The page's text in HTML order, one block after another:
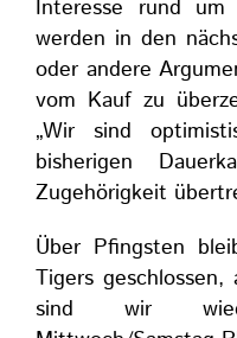
Interesse rund
werden in den
oder andere
vom Kauf zu
„Wir sind
bisherigen
Zugehörigkeit
Über Pfingsten
Tigers
sind wir